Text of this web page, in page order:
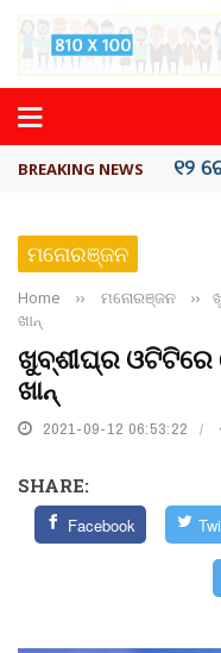
BREAKING NEWS
ମନୋରଞ୍ଜନ
Home ›› ମନୋରଞ୍ଜନ ››
ଖାନ୍‌
ଖୁବ୍‌ଶୀଘ୍ର
ଖାନ୍‌
2021-09-12 06:53:22
SHARE:
Facebook